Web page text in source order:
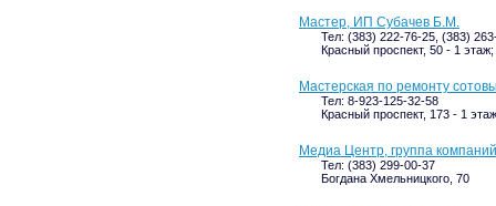
Мастер, ИП Субачев Б.М.
Тел: (383) 222-76-25, (383)
Красный проспект, 50 - 1
Мастерская по ремонту
Тел: 8-923-125-32-58
Красный проспект, 173 - 1 этаж
Медиа Центр, группа компаний
Тел: (383) 299-00-37
Богдана Хмельницкого, 70